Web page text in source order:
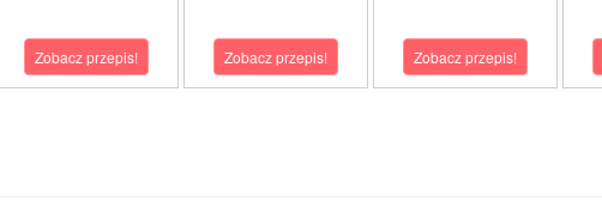
Zobacz przepis! Zobacz przepis! Zobacz przepis!